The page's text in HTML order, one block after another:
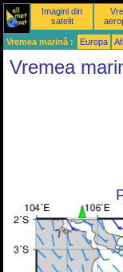
Imagini din
satelit
Vremea marină : Europa
Vremea